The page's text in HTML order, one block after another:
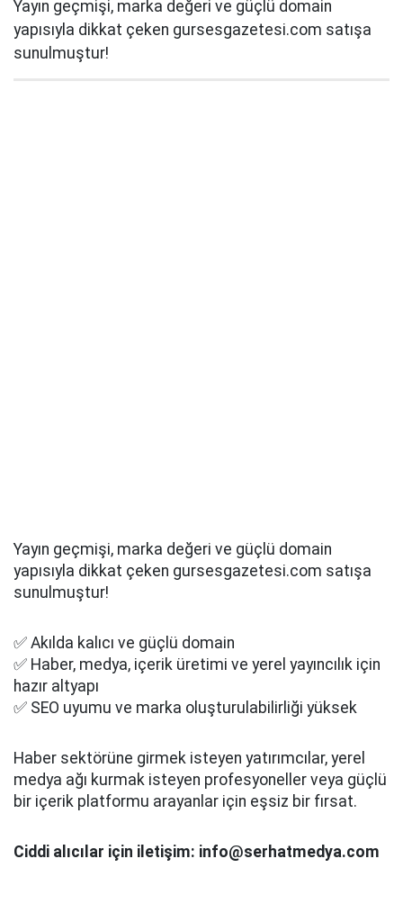
Yayın geçmişi, marka değeri ve güçlü domain
yapısıyla dikkat çeken gursesgazetesi.com satışa
sunulmuştur!
Yayın geçmişi, marka değeri ve güçlü domain
yapısıyla dikkat çeken gursesgazetesi.com satışa
sunulmuştur!
✅ Akılda kalıcı ve güçlü domain
✅ Haber, medya, içerik üretimi ve yerel yayıncılık için
hazır altyapı
✅ SEO uyumu ve marka oluşturulabilirliği yüksek
Haber sektörüne girmek isteyen yatırımcılar, yerel
medya ağı kurmak isteyen profesyoneller veya güçlü
bir içerik platformu arayanlar için eşsiz bir fırsat.
Ciddi alıcılar için iletişim: info@serhatmedya.com